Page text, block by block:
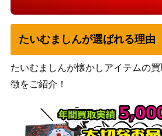
たいむましんが選ばれる理由
たいむましんが懐かしアイテムの
徴をご紹介！